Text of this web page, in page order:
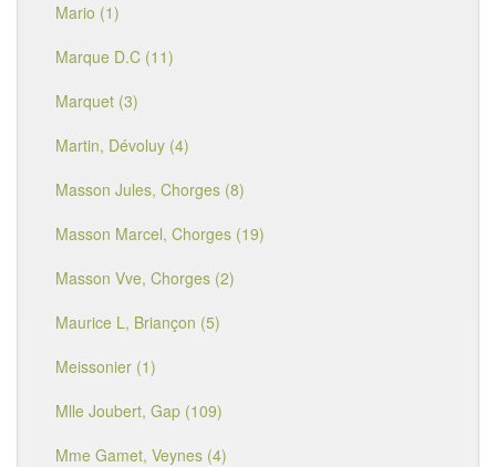
Mario (1)
Marque D.C (11)
Marquet (3)
Martin, Dévoluy (4)
Masson Jules, Chorges (8)
Masson Marcel, Chorges (19)
Masson Vve, Chorges (2)
Maurice L, Briançon (5)
Meissonier (1)
Mlle Joubert, Gap (109)
Mme Gamet, Veynes (4)